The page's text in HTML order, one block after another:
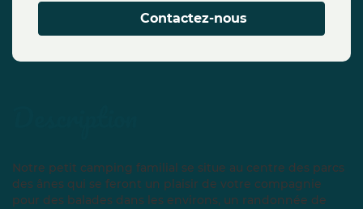
Contactez-nous
Notre petit camping familial se situe au centre des parcs
des ânes qui se feront un plaisir de votre compagnie
pour des balades dans les environs, un randonnée de